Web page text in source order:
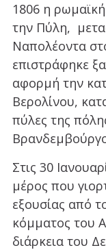
1806 η
την Πύλη,
Ναπολέοντα
επιστράφηκε
αφορμή την
Βερολίνου,
πύλες της
Στις 30
μέρος που
εξουσίας από
κόμματος του
διάρκεια του